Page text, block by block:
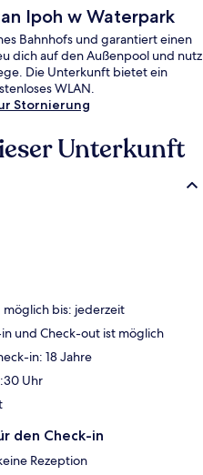
Ipoh w Waterpark
Bahnhofs und garantiert einen
dich auf den Außenpool und nutz
Die Unterkunft bietet ein
WLAN.
Stornierung
Unterkunft
möglich bis: jederzeit
und Check-out ist möglich
in: 18 Jahre
Uhr
den Check-in
Rezeption